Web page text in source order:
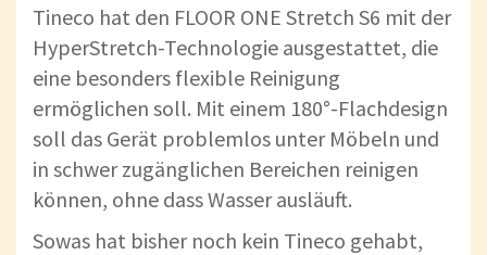
Tineco hat den FLOOR ONE Stretch S6 mit der
HyperStretch-Technologie ausgestattet, die
eine besonders flexible Reinigung
ermöglichen soll. Mit einem 180°-Flachdesign
soll das Gerät problemlos unter Möbeln und
in schwer zugänglichen Bereichen reinigen
können, ohne dass Wasser ausläuft.
Sowas hat bisher noch kein Tineco gehabt,